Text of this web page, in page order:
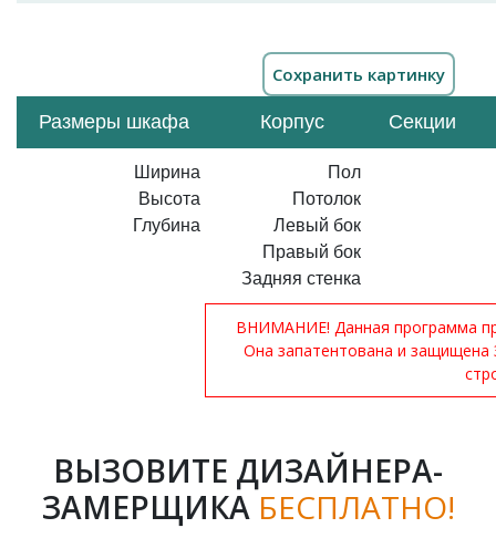
Размеры шкафа Корпус Секции
Ширина
Высота
Глубина
Пол
Потолок
Левый бок
Правый бок
Задняя стенка
ВНИМАНИЕ! Данная программа
Она запатентована и
ВЫЗОВИТЕ ДИЗАЙНЕРА-
ЗАМЕРЩИКА БЕСПЛАТНО!